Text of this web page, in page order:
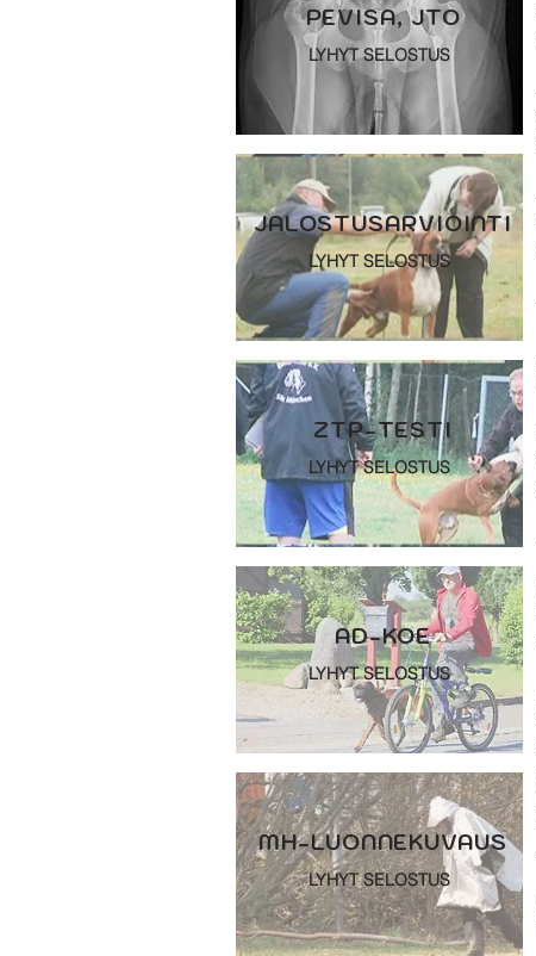
PEVISA,JTO
LYHYT SELOSTUS
JALOSTUSARVIOINTI
LYHYT SELOSTUS
ZTP-TESTI
LYHYT SELOSTUS
AD-KOE
LYHYT SELOSTUS
MH-LUONNEKUVAUS
LYHYT SELOSTUS